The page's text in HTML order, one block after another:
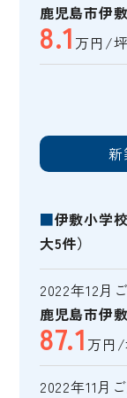
鹿児島市伊
8.1 万円/
新
■伊敷小学
大5件）
2022年12月
鹿児島市伊
87.1 万円
2022年11月